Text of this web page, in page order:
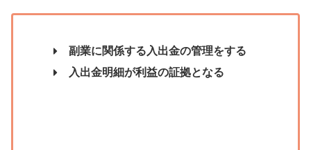
副業に関係する入出金の管理をする
入出金明細が利益の証拠となる